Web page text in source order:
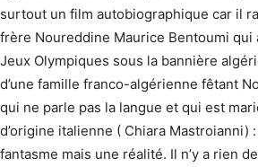
surtout un film autobiographique car il
frère Noureddine Maurice Bentoumi qui
Jeux Olympiques sous la bannière
d’une famille franco-algérienne fêtant
qui ne parle pas la langue et qui est
d’origine italienne ( Chiara Mastroianni) :
fantasme mais une réalité. Il n’y a rien